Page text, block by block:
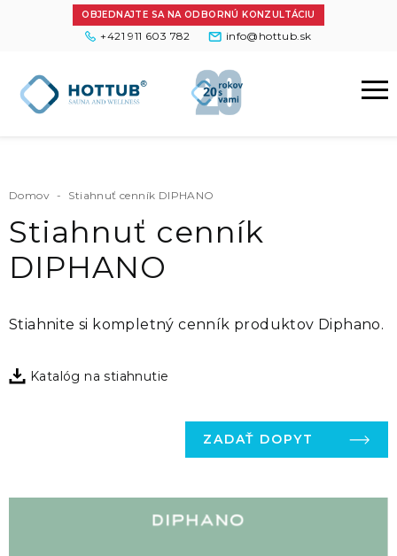
OBJEDNAJTE SA NA ODBORNÚ KONZULTÁCIU
+421 911 603 782 info@hottub.sk
Domov - Stiahnuť cenník DIPHANO
Stiahnuť cenník
DIPHANO
Stiahnite si kompletný cenník produktov Diphano.
Katalóg na stiahnutie
ZADAŤ DOPYT